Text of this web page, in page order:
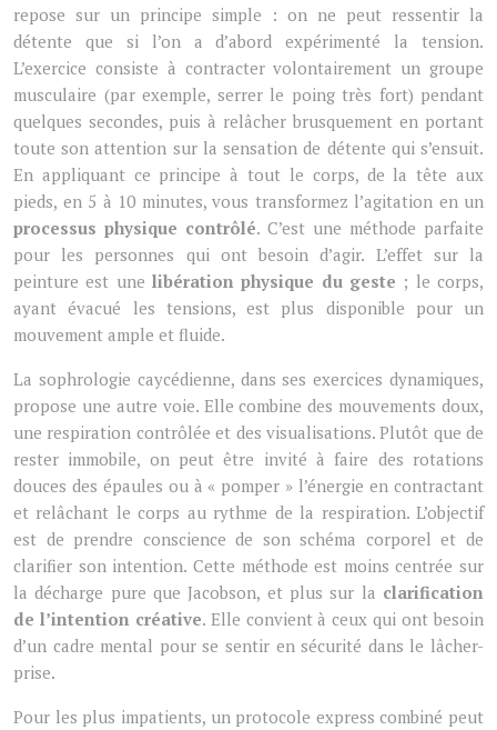
repose sur un principe simple : on ne peut ressentir la
détente que si l’on a d’abord expérimenté la tension.
L’exercice consiste à contracter volontairement un groupe
musculaire (par exemple, serrer le poing très fort) pendant
quelques secondes, puis à relâcher brusquement en portant
toute son attention sur la sensation de détente qui s’ensuit.
En appliquant ce principe à tout le corps, de la tête aux
pieds, en 5 à 10 minutes, vous transformez l’agitation en un
processus physique contrôlé. C’est une méthode parfaite
pour les personnes qui ont besoin d’agir. L’effet sur la
peinture est une libération physique du geste ; le corps,
ayant évacué les tensions, est plus disponible pour un
mouvement ample et fluide.
La sophrologie caycédienne, dans ses exercices dynamiques,
propose une autre voie. Elle combine des mouvements doux,
une respiration contrôlée et des visualisations. Plutôt que de
rester immobile, on peut être invité à faire des rotations
douces des épaules ou à « pomper » l’énergie en contractant
et relâchant le corps au rythme de la respiration. L’objectif
est de prendre conscience de son schéma corporel et de
clarifier son intention. Cette méthode est moins centrée sur
la décharge pure que Jacobson, et plus sur la clarification
de l’intention créative. Elle convient à ceux qui ont besoin
d’un cadre mental pour se sentir en sécurité dans le lâcher-
prise.
Pour les plus impatients, un protocole express combiné peut